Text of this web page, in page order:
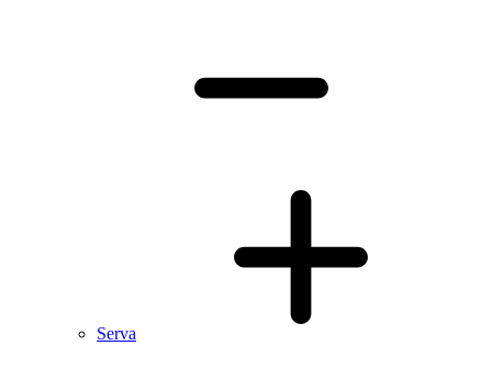
Serva